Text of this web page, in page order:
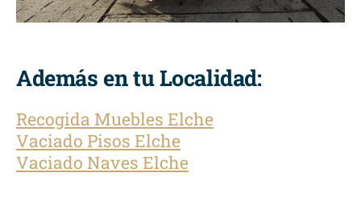
Además en tu Localidad:
Recogida Muebles Elche
Vaciado Pisos Elche
Vaciado Naves Elche